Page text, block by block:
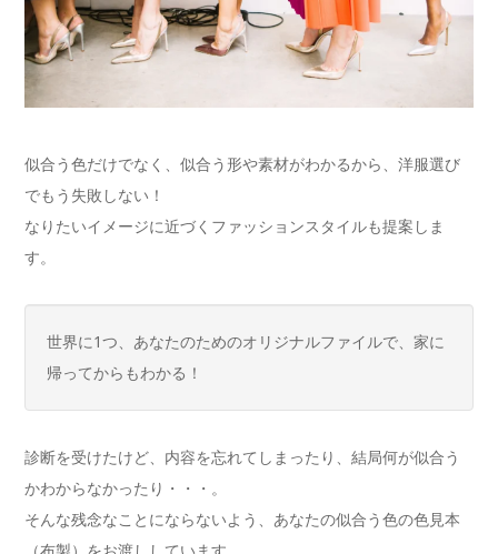
似合う色だけでなく、似合う形や素材がわかるから、洋服選び
でもう失敗しない！
なりたいイメージに近づくファッションスタイルも提案しま
す。
世界に1つ、あなたのためのオリジナルファイルで、家に
帰ってからもわかる！
診断を受けたけど、内容を忘れてしまったり、結局何が似合う
かわからなかったり・・・。
そんな残念なことにならないよう、あなたの似合う色の色見本